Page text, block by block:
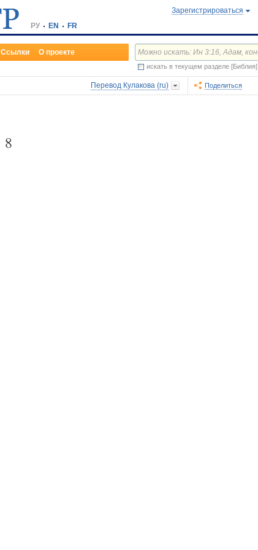
РУ EN FR
Зарегистрироваться
Ссылки О проекте
искать в текущем разделе [Библия]
Перевод Кулакова (ru) Поделиться
8